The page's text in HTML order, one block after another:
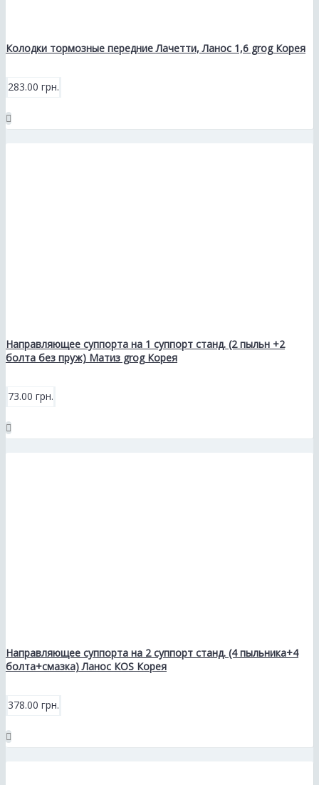
Колодки тормозные передние Лачетти, Ланос 1,6 grog Корея
283.00 грн.
Направляющее суппорта на 1 суппорт станд. (2 пыльн +2
болта без пруж) Матиз grog Корея
73.00 грн.
Направляющее суппорта на 2 суппорт станд. (4 пыльника+4
болта+смазка) Ланос КОS Корея
378.00 грн.